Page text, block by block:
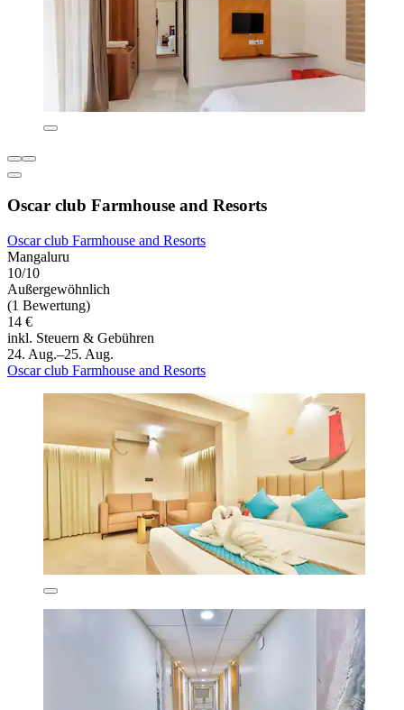
Oscar club Farmhouse and Resorts
Oscar club Farmhouse and Resorts
Mangaluru
10/10
Außergewöhnlich
(1 Bewertung)
14 €
inkl. Steuern & Gebühren
24. Aug.–25. Aug.
Oscar club Farmhouse and Resorts